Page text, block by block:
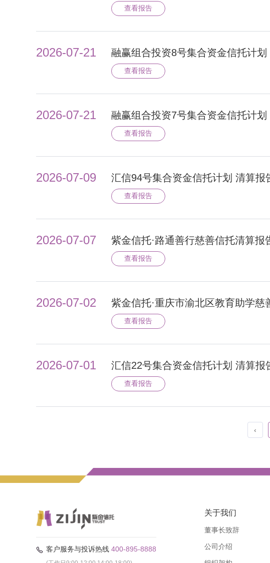
查看报告
2026-07-21 融赢组合投资8号集合资金信托计划
查看报告
2026-07-21 融赢组合投资7号集合资金信托计划
查看报告
2026-07-09 汇信94号集合资金信托计划 清算报
查看报告
2026-07-07 紫金信托·路通善行慈善信托清算报
查看报告
2026-07-02 紫金信托·重庆市渝北区教育助学慈
查看报告
2026-07-01 汇信22号集合资金信托计划 清算报
查看报告
‹
客户服务与投诉热线 400-895-8888
关于我们
董事长致辞
公司介绍